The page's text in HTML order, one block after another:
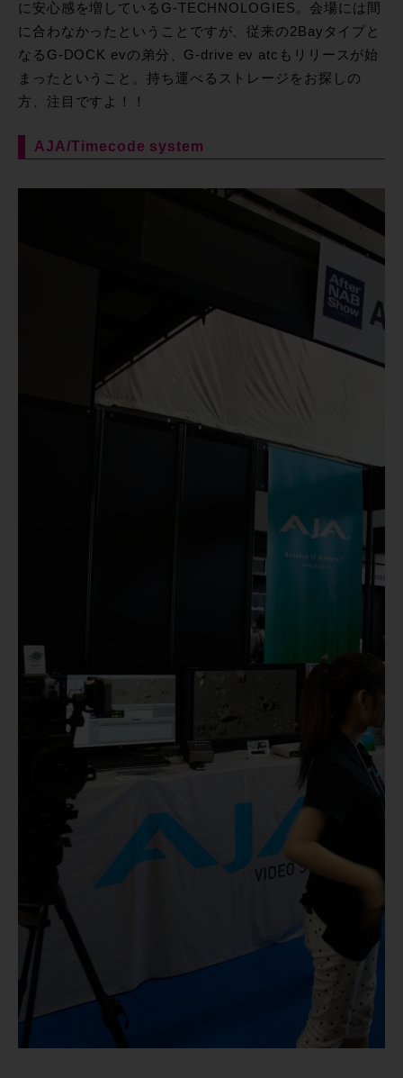
に安心感を増しているG-TECHNOLOGIES。会場には間
に合わなかったということですが、従来の2Bayタイプと
なるG-DOCK evの弟分、G-drive ev atcもリリースが始
まったということ。持ち運べるストレージをお探しの
方、注目ですよ！！
AJA/Timecode system